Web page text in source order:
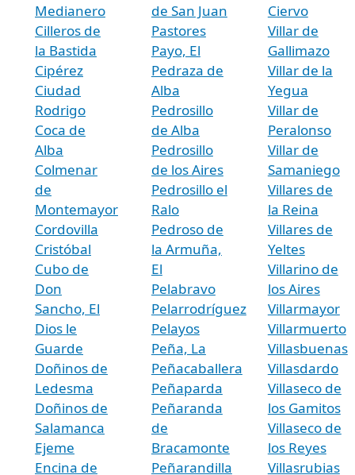
Medianero
Cilleros de
la Bastida
Cipérez
Ciudad
Rodrigo
Coca de
Alba
Colmenar
de
Montemayor
Cordovilla
Cristóbal
Cubo de
Don
Sancho, El
Dios le
Guarde
Doñinos de
Ledesma
Doñinos de
Salamanca
Ejeme
Encina de
de San Juan
Pastores
Payo, El
Pedraza de
Alba
Pedrosillo
de Alba
Pedrosillo
de los Aires
Pedrosillo el
Ralo
Pedroso de
la Armuña,
El
Pelabravo
Pelarrodríguez
Pelayos
Peña, La
Peñacaballera
Peñaparda
Peñaranda
de
Bracamonte
Peñarandilla
Ciervo
Villar de
Gallimazo
Villar de la
Yegua
Villar de
Peralonso
Villar de
Samaniego
Villares de
la Reina
Villares de
Yeltes
Villarino de
los Aires
Villarmayor
Villarmuerto
Villasbuenas
Villasdardo
Villaseco de
los Gamitos
Villaseco de
los Reyes
Villasrubias